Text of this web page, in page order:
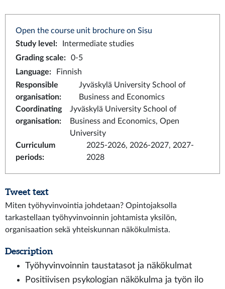
Open the course unit brochure on Sisu
Study level :
Intermediate studies
Grading scale:
0-5
Language:
Finnish
Responsible
organisation:
Jyväskylä University School of
Business and Economics
Coordinating
organisation:
Jyväskylä University School of
Business and Economics, Open
University
Curriculum
periods:
2025-2026, 2026-2027, 2027-
2028
Tweet text
Miten työhyvinvointia johdetaan? Opintojaksolla
tarkastellaan työhyvinvoinnin johtamista yksilön,
organisaation sekä yhteiskunnan näkökulmista.
Description
Työhyvinvoinnin taustatasot ja näkökulmat
Positiivisen psykologian näkökulma ja työn ilo